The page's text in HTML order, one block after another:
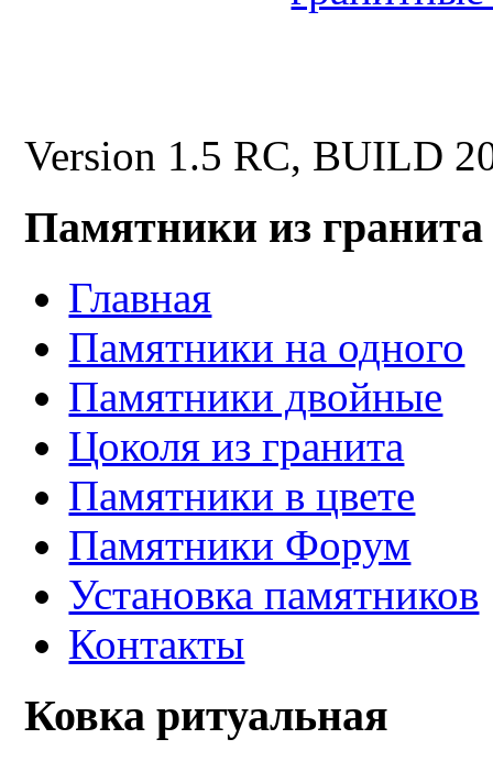
Version 1.5 RC, BUILD
Памятники из гранита
Главная
Памятники на одного
Памятники двойные
Цоколя из гранита
Памятники в цвете
Памятники Форум
Установка памятников
Контакты
Ковка ритуальная